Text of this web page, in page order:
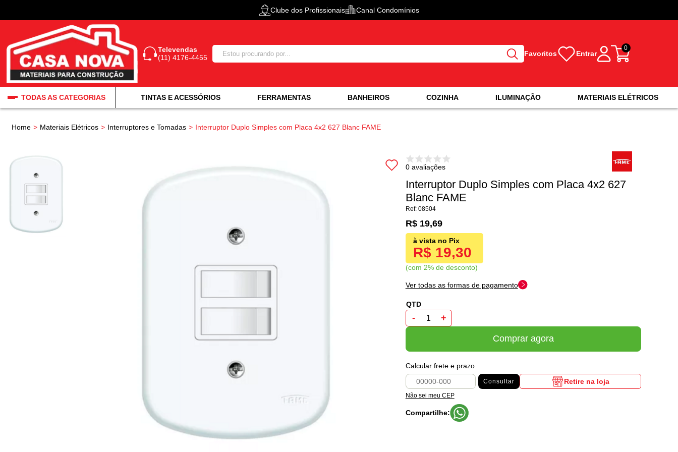
Clube dos Profissionais Canal Condomínios
Televendas
(11) 4176-4455
Favoritos Entrar
0
TODAS AS CATEGORIAS TINTAS E ACESSÓRIOS FERRAMENTAS BANHEIROS COZINHA ILUMINAÇÃO MATERIAIS ELÉTRICOS
Home Materiais Elétricos Interruptores e Tomadas Interruptor Duplo Simples com Placa 4x2 627 Blanc FAME
0 avaliações
Interruptor Duplo Simples com Placa 4x2 627
Blanc FAME
08504
R$ 19,30
com 2% de desconto
R$ 19,69
Ver todas as formas de pagamento
- +
Comprar agora
Calcular frete e prazo
Consultar
Não sei meu CEP
Retire na loja
Compartilhe: